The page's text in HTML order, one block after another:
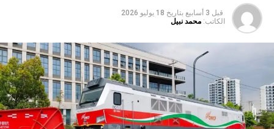
قبل 3 أسابيع بتاريخ 18 يوليو 2026
الكاتب: محمد نبيل